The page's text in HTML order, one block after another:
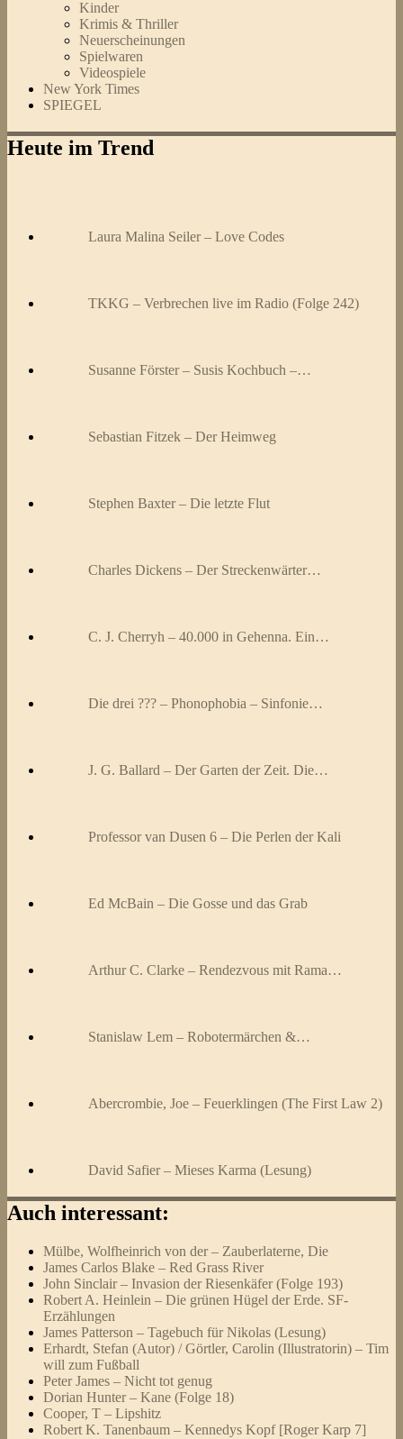
Kinder
Krimis & Thriller
Neuerscheinungen
Spielwaren
Videospiele
New York Times
SPIEGEL
Heute im Trend
Laura Malina Seiler – Love Codes
TKKG – Verbrechen live im Radio (Folge 242)
Susanne Förster – Susis Kochbuch –…
Sebastian Fitzek – Der Heimweg
Stephen Baxter – Die letzte Flut
Charles Dickens – Der Streckenwärter…
C. J. Cherryh – 40.000 in Gehenna. Ein…
Die drei ??? – Phonophobia – Sinfonie…
J. G. Ballard – Der Garten der Zeit. Die…
Professor van Dusen 6 – Die Perlen der Kali
Ed McBain – Die Gosse und das Grab
Arthur C. Clarke – Rendezvous mit Rama…
Stanislaw Lem – Robotermärchen &…
Abercrombie, Joe – Feuerklingen (The First Law 2)
David Safier – Mieses Karma (Lesung)
Auch interessant:
Mülbe, Wolfheinrich von der – Zauberlaterne, Die
James Carlos Blake – Red Grass River
John Sinclair – Invasion der Riesenkäfer (Folge 193)
Robert A. Heinlein – Die grünen Hügel der Erde. SF-
Erzählungen
James Patterson – Tagebuch für Nikolas (Lesung)
Erhardt, Stefan (Autor) / Görtler, Carolin (Illustratorin) – Tim
will zum Fußball
Peter James – Nicht tot genug
Dorian Hunter – Kane (Folge 18)
Cooper, T – Lipshitz
Robert K. Tanenbaum – Kennedys Kopf [Roger Karp 7]